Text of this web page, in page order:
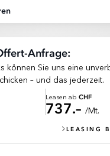
Anfrage:
können Sie uns eine
– und das jederzeit.
Leasen ab CHF
737.– /Mt.
LEASING